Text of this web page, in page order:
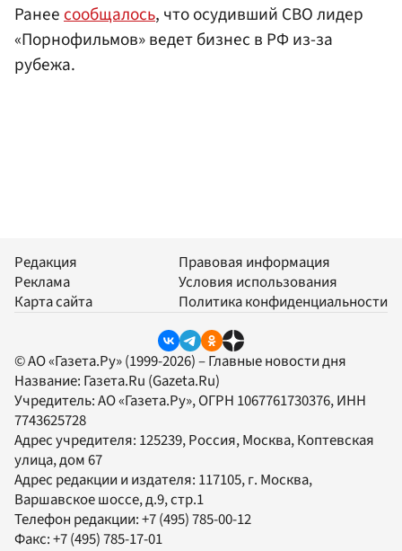
Ранеесообщалось, что осудивший СВО лидер
«Порнофильмов» ведет бизнес в РФ из-за
рубежа.
Редакция
Реклама
Карта сайта
Правовая информация
Условия использования
Политика конфиденциальности
© АО «Газета.Ру» (1999-2026) – Главные новости дня
Название: Газета.Ru (Gazeta.Ru)
Учредитель:АО «Газета.Ру», ОГРН 1067761730376, ИНН
7743625728
Адрес учредителя: 125239, Россия, Москва, Коптевская
улица, дом 67
Адрес редакции и издателя: 117105, г. Москва,
Варшавское шоссе, д.9, стр.1
Телефон редакции:+7 (495) 785-00-12
Факс:+7 (495) 785-17-01